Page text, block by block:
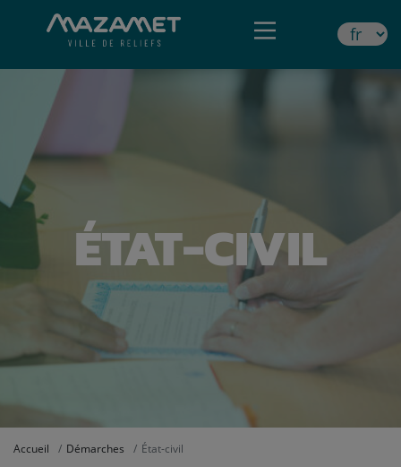
ÉTAT-CIVIL
Accueil Démarches État-civil